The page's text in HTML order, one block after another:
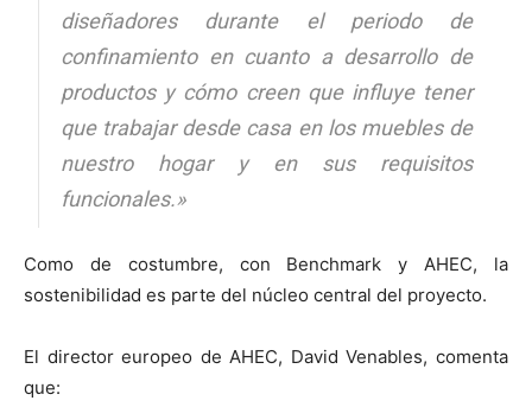
diseñadores durante el periodo de
confinamiento en cuanto a desarrollo de
productos y cómo creen que influye tener
que trabajar desde casa en los muebles de
nuestro hogar y en sus requisitos
funcionales.»
Como de costumbre, con Benchmark y AHEC, la
sostenibilidad es parte del núcleo central del proyecto.
El director europeo de AHEC, David Venables, comenta
que: